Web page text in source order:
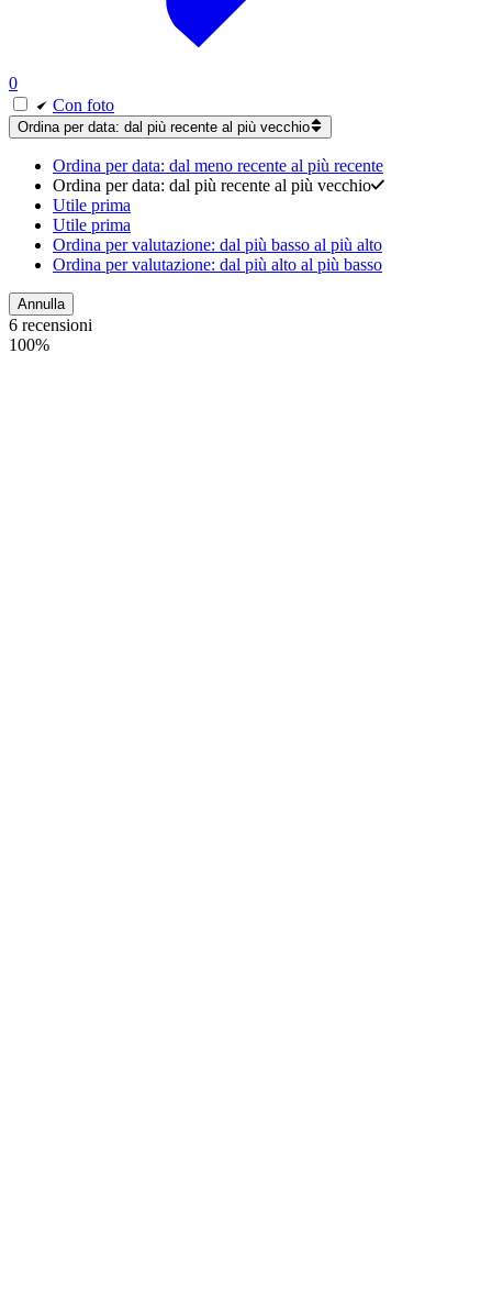
0
Con foto
Ordina per data: dal più recente al più vecchio
Ordina per data: dal meno recente al più recente
Ordina per data: dal più recente al più vecchio
Utile prima
Utile prima
Ordina per valutazione: dal più basso al più alto
Ordina per valutazione: dal più alto al più basso
Annulla
6 recensioni
100%